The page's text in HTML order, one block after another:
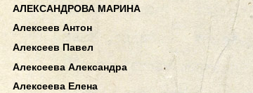
АЛЕКСАНДРОВА МАРИНА
Алексеев Антон
Алексеев Павел
Алексеева Александра
Алексеева Елена